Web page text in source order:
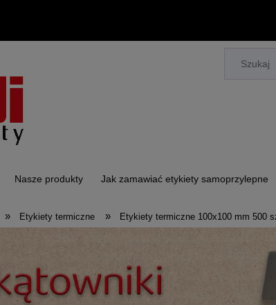
Nasze produkty Jak zamawiać etykiety samoprzylepne
» Etykiety termiczne » Etykiety termiczne 100x100 mm 500